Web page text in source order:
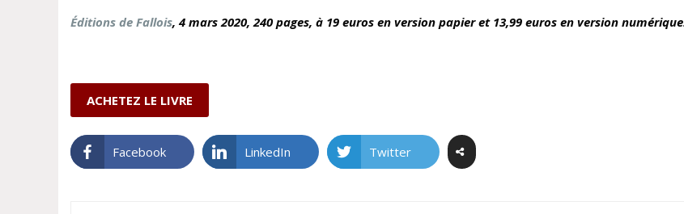
Éditions de Fallois, 4 mars 2020, 240 pages, à 19 euros en version papier et 13,99 euros en version
ACHETEZ LE LIVRE
Facebook LinkedIn Twitter